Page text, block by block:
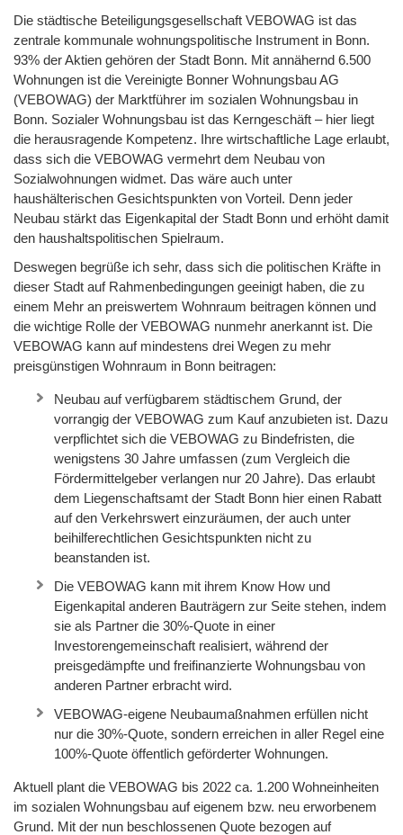
Die städtische Beteiligungsgesellschaft VEBOWAG ist das
zentrale kommunale wohnungspolitische Instrument in Bonn.
93% der Aktien gehören der Stadt Bonn. Mit annähernd 6.500
Wohnungen ist die Vereinigte Bonner Wohnungsbau AG
(VEBOWAG) der Marktführer im sozialen Wohnungsbau in
Bonn. Sozialer Wohnungsbau ist das Kerngeschäft – hier liegt
die herausragende Kompetenz. Ihre wirtschaftliche Lage erlaubt,
dass sich die VEBOWAG vermehrt dem Neubau von
Sozialwohnungen widmet. Das wäre auch unter
haushälterischen Gesichtspunkten von Vorteil. Denn jeder
Neubau stärkt das Eigenkapital der Stadt Bonn und erhöht damit
den haushaltspolitischen Spielraum.
Deswegen begrüße ich sehr, dass sich die politischen Kräfte in
dieser Stadt auf Rahmenbedingungen geeinigt haben, die zu
einem Mehr an preiswertem Wohnraum beitragen können und
die wichtige Rolle der VEBOWAG nunmehr anerkannt ist. Die
VEBOWAG kann auf mindestens drei Wegen zu mehr
preisgünstigen Wohnraum in Bonn beitragen:
Neubau auf verfügbarem städtischem Grund, der
vorrangig der VEBOWAG zum Kauf anzubieten ist. Dazu
verpflichtet sich die VEBOWAG zu Bindefristen, die
wenigstens 30 Jahre umfassen (zum Vergleich die
Fördermittelgeber verlangen nur 20 Jahre). Das erlaubt
dem Liegenschaftsamt der Stadt Bonn hier einen Rabatt
auf den Verkehrswert einzuräumen, der auch unter
beihilferechtlichen Gesichtspunkten nicht zu
beanstanden ist.
Die VEBOWAG kann mit ihrem Know How und
Eigenkapital anderen Bauträgern zur Seite stehen, indem
sie als Partner die 30%-Quote in einer
Investorengemeinschaft realisiert, während der
preisgedämpfte und freifinanzierte Wohnungsbau von
anderen Partner erbracht wird.
VEBOWAG-eigene Neubaumaßnahmen erfüllen nicht
nur die 30%-Quote, sondern erreichen in aller Regel eine
100%-Quote öffentlich geförderter Wohnungen.
Aktuell plant die VEBOWAG bis 2022 ca. 1.200 Wohneinheiten
im sozialen Wohnungsbau auf eigenem bzw. neu erworbenem
Grund. Mit der nun beschlossenen Quote bezogen auf